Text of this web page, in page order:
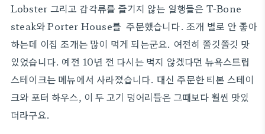
Lobster 그리고 갑각류를 즐기지 않는 일행들은 T-Bone
steak와 Porter House를 주문했습니다. 조개 별로 안 좋아
하는데 이집 조개는 많이 먹게 되는군요. 여전히 쫄깃쫄깃 맛
있었습니다. 예전 10년 전 다시는 먹지 않겠다던 뉴욕스트립
스테이크는 메뉴에서 사라졌습니다. 대신 주문한 티본 스테이
크와 포터 하우스, 이 두 고기 덩어리들은 그때보다 훨씬 맛있
더라구요.